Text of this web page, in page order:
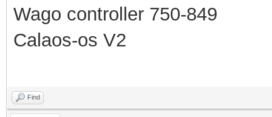
Wago controller 750-849
Calaos-os V2
Find